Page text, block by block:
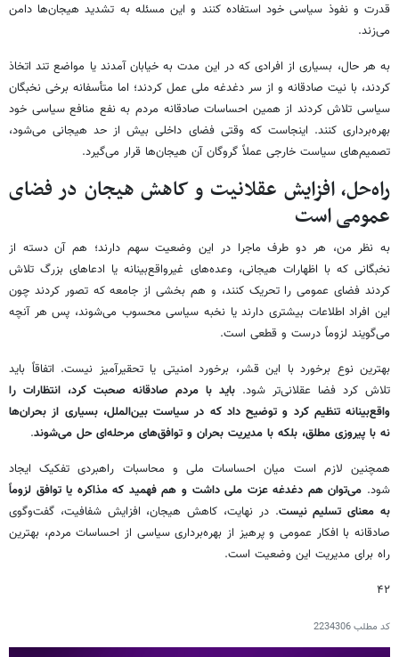
قدرت و نفوذ سیاسی خود استفاده کنند و این مسئله به تشدید هیجان‌ها دامن
می‌زند.
به هر حال، بسیاری از افرادی که در این مدت به خیابان آمدند یا مواضع تند اتخاذ
کردند، با نیت صادقانه و از سر دغدغه ملی عمل کردند؛ اما متأسفانه برخی نخبگان
سیاسی تلاش کردند از همین احساسات صادقانه مردم به نفع منافع سیاسی خود
بهره‌برداری کنند. اینجاست که وقتی فضای داخلی بیش از حد هیجانی می‌شود،
تصمیم‌های سیاست خارجی عملاً گروگان آن هیجان‌ها قرار می‌گیرد.
راه‌حل، افزایش عقلانیت و کاهش هیجان در فضای
عمومی است
به نظر من، هر دو طرف ماجرا در این وضعیت سهم دارند؛ هم آن دسته از
نخبگانی که با اظهارات هیجانی، وعده‌های غیرواقع‌بینانه یا ادعاهای بزرگ تلاش
کردند فضای عمومی را تحریک کنند، و هم بخشی از جامعه که تصور کردند چون
این افراد اطلاعات بیشتری دارند یا نخبه سیاسی محسوب می‌شوند، پس هر آنچه
می‌گویند لزوماً درست و قطعی است.
بهترین نوع برخورد با این قشر، برخورد امنیتی یا تحقیرآمیز نیست. اتفاقاً باید
تلاش کرد فضا عقلانی‌تر شود. باید با مردم صادقانه صحبت کرد، انتظارات را
واقع‌بینانه تنظیم کرد و توضیح داد که در سیاست بین‌الملل، بسیاری از بحران‌ها
نه با پیروزی مطلق، بلکه با مدیریت بحران و توافق‌های مرحله‌ای حل می‌شوند.
همچنین لازم است میان احساسات ملی و محاسبات راهبردی تفکیک ایجاد
شود. می‌توان هم دغدغه عزت ملی داشت و هم فهمید که مذاکره یا توافق لزوماً
به معنای تسلیم نیست. در نهایت، کاهش هیجان، افزایش شفافیت، گفت‌وگوی
صادقانه با افکار عمومی و پرهیز از بهره‌برداری سیاسی از احساسات مردم، بهترین
راه برای مدیریت این وضعیت است.
۴۲
کد مطلب2234306